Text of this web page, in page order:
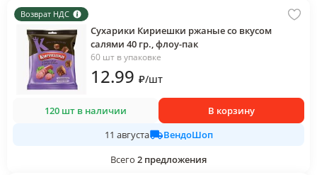
Возврат НДС
Сухарики Кириешки ржаные со вкусом
салями 40 гр., флоу-пак
60 шт в упаковке
12.99 ₽/шт
120 шт в наличии
В корзину
11 августа
ВендоШоп
Всего 2 предложения